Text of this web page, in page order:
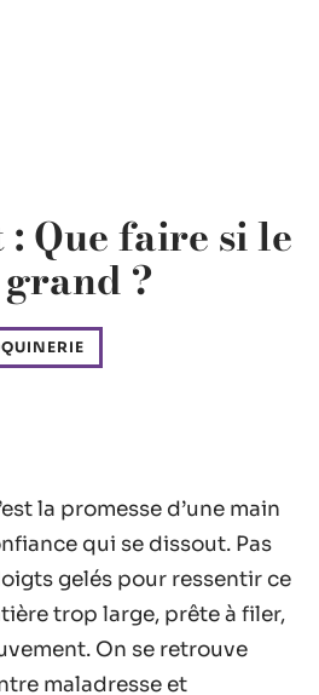
Que faire si le
?
la promesse d’une main
qui se dissout. Pas
gelés pour ressentir ce
trop large, prête à filer,
On se retrouve
maladresse et